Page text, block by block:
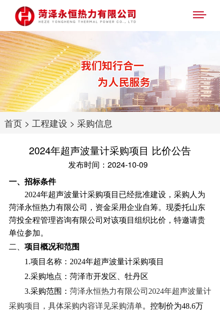
首页> 工程建设 > 采购信息
2024年超声波量计采购项目 比价公告
发布时间：2024-10-09
一、招标条件
2024年超声波量计采购项目已经批准建设，采购人为
菏泽永恒热力有限公司， 资金采用企业自筹。现委托山东
菏投全程管理咨询有限公司对该项目组织比价，特邀请贵
单位参加。
二、 项目概况和范围
1.项目名称：2024年超声波量计采购项目
2.采购地点：菏泽市开发区、牡丹区
3.采购范围： 菏泽永恒热力有限公司 2024年超声波量计
采购项目，具体采购内容详见采购清单。 控制价为48.6万